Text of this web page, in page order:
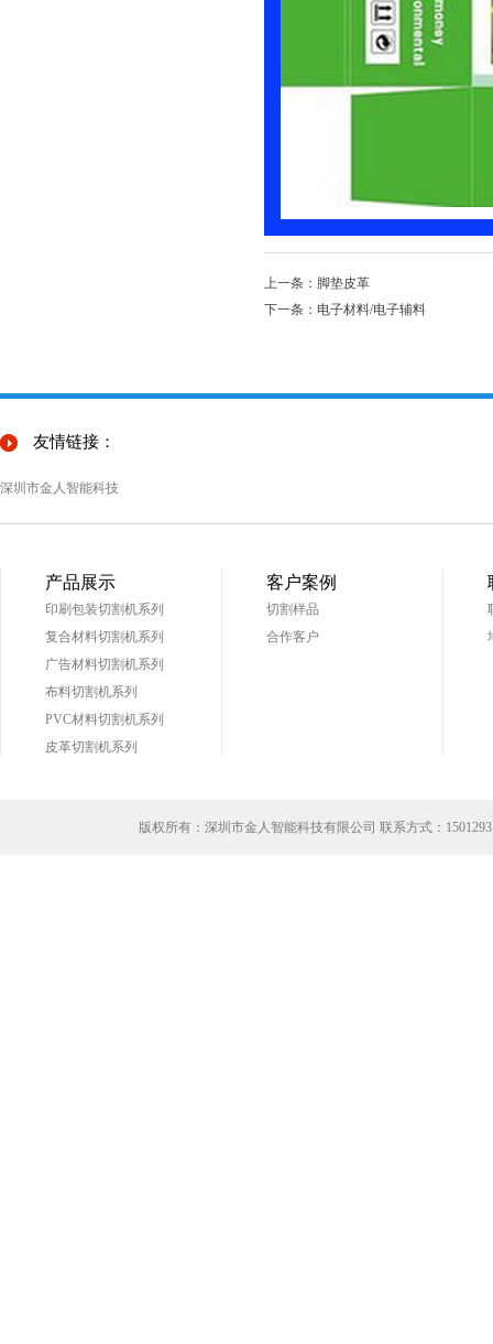
上一条：脚垫皮革
下一条：电子材料/电子辅料
友情链接：
深圳市金人智能科技
产品展示
印刷包装切割机系列
复合材料切割机系列
广告材料切割机系列
布料切割机系列
PVC材料切割机系列
皮革切割机系列
客户案例
切割样品
合作客户
版权所有：深圳市金人智能科技有限公司 联系方式：